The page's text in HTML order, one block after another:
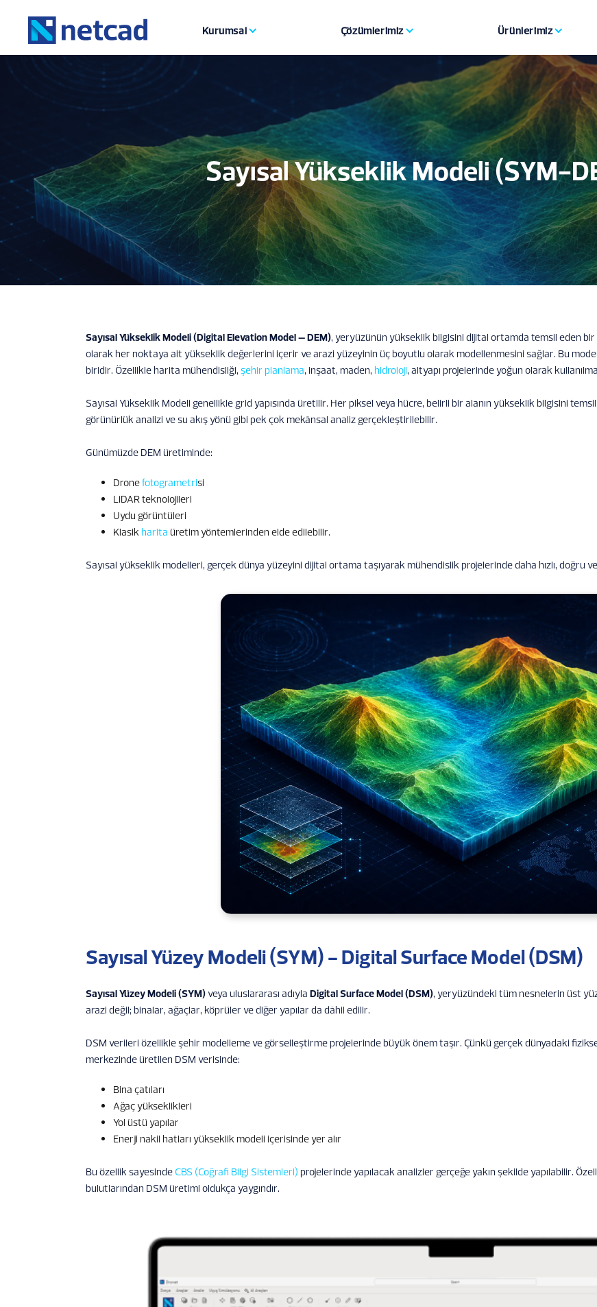
Kurumsal Çözümlerimiz Ürünlerimiz
Sayısal Yükseklik Modeli (SYM-
Sayısal Yükseklik Modeli (Digital Elevation Model – DEM), yeryüzünün yükseklik bilgisini dijital ortamda temsil eden
olarak her noktaya ait yükseklik değerlerini içerir ve arazi yüzeyinin üç boyutlu olarak modellenmesini sağlar. Bu
biridir. Özellikle harita mühendisliği, şehir planlama, inşaat, maden, hidroloji, altyapı projelerinde yoğun olarak
Sayısal Yükseklik Modeli genellikle grid yapısında üretilir. Her piksel veya hücre, belirli bir alanın yükseklik bilgisini
görünürlük analizi ve su akış yönü gibi pek çok mekânsal analiz gerçekleştirilebilir.
Günümüzde DEM üretiminde:
Dronefotogrametrisi
LiDAR teknolojileri
Uydu görüntüleri
Klasik harita üretim yöntemlerinden elde edilebilir.
Sayısal yükseklik modelleri, gerçek dünya yüzeyini dijital ortama taşıyarak mühendislik projelerinde daha hızlı, doğru
Sayısal Yüzey Modeli (SYM) - Digital Surface Model (DSM)
Sayısal Yüzey Modeli (SYM)veya uluslararası adıyla Digital Surface Model (DSM), yeryüzündeki tüm nesnelerin üst
arazi değil; binalar, ağaçlar, köprüler ve diğer yapılar da dâhil edilir.
DSM verileri özellikle şehir modelleme ve görselleştirme projelerinde büyük önem taşır. Çünkü gerçek dünyadaki
merkezinde üretilen DSM verisinde:
Bina çatıları
Ağaç yükseklikleri
Yol üstü yapılar
Enerji nakil hatları yükseklik modeli içerisinde yer alır
Bu özellik sayesinde CBS (Coğrafi Bilgi Sistemleri) projelerinde yapılacak analizler gerçeğe yakın şekilde yapılabilir.
bulutlarından DSM üretimi oldukça yaygındır.